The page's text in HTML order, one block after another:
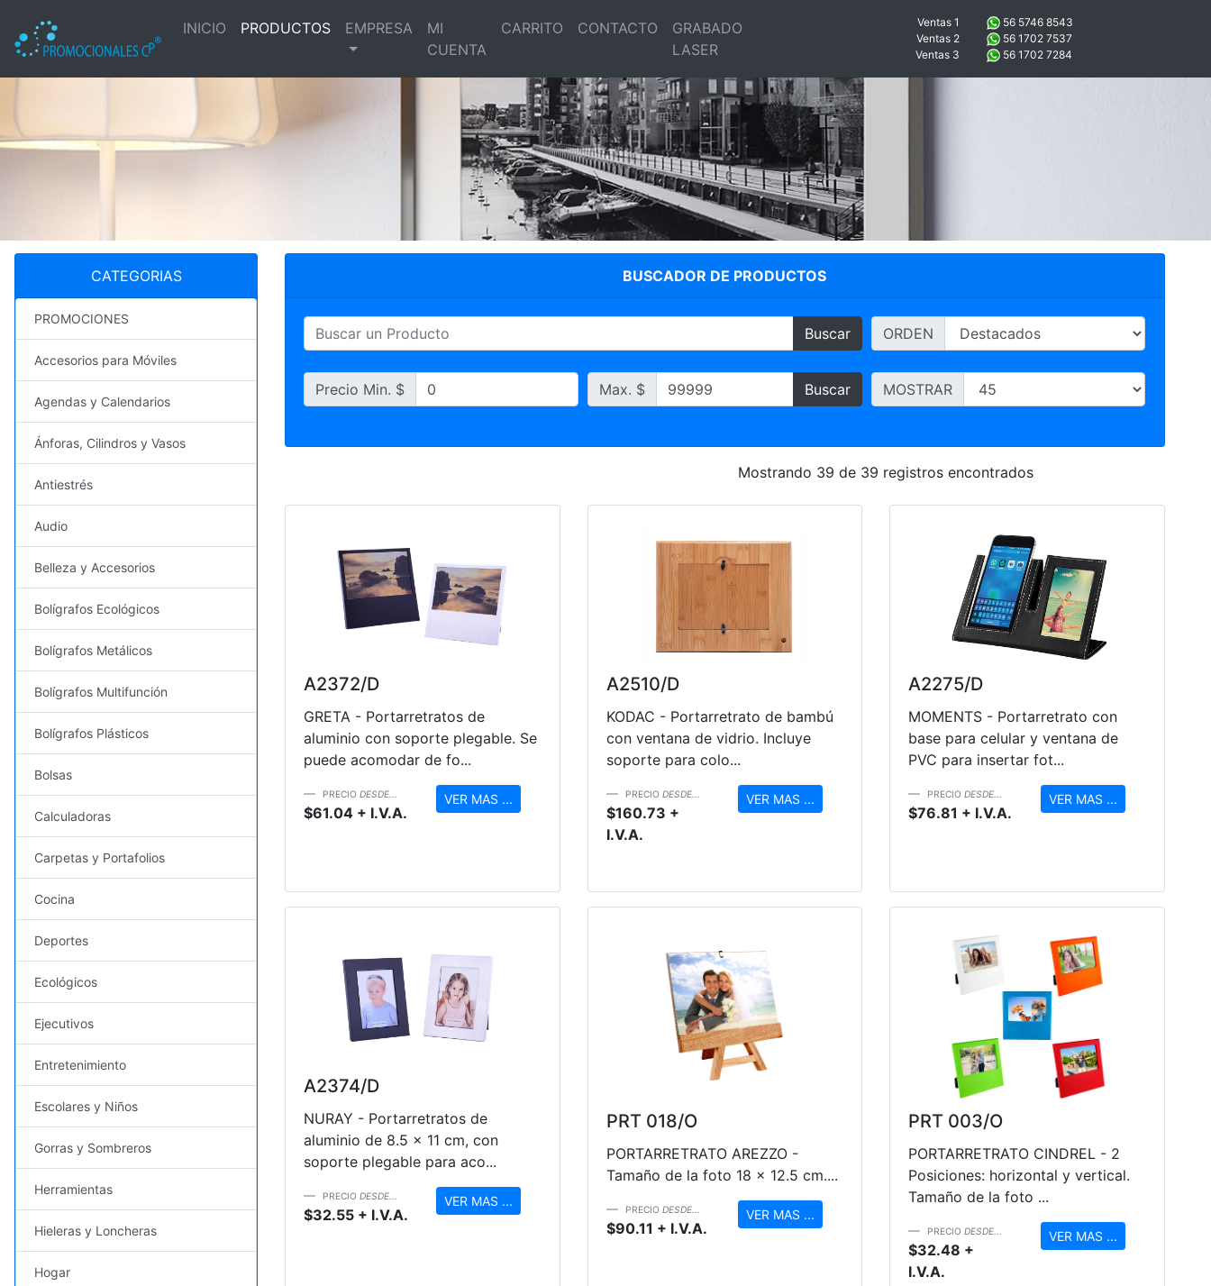
INICIO PRODUCTOS EMPRESA
MI
CUENTA
CARRITO CONTACTO
GRABADO
LASER
Ventas 1
56 5746 8543
Ventas 2
56 1702 7537
Ventas 3
56 1702 7284
PORTARETRATOS
CATEGORIAS
PROMOCIONES
Accesorios para Móviles
Agendas y Calendarios
Ánforas, Cilindros y Vasos
Antiestrés
Audio
Belleza y Accesorios
Bolígrafos Ecológicos
Bolígrafos Metálicos
Bolígrafos Multifunción
Bolígrafos Plásticos
Bolsas
Calculadoras
Carpetas y Portafolios
Cocina
Deportes
Ecológicos
Ejecutivos
Entretenimiento
Escolares y Niños
Gorras y Sombreros
Herramientas
Hieleras y Loncheras
Hogar
BUSCADOR DE PRODUCTOS
Buscar ORDEN
Precio Min. $ Max. $ Buscar MOSTRAR
Mostrando 39 de 39 registros encontrados
A2372/D
GRETA - Portarretratos de
aluminio con soporte plegable. Se
puede acomodar de fo...
PRECIO DESDE...
$61.04 + I.V.A.
VER MAS ...
A2510/D
KODAC - Portarretrato de bambú
con ventana de vidrio. Incluye
soporte para colo...
PRECIO DESDE...
$160.73 +
I.V.A.
VER MAS ...
A2275/D
MOMENTS - Portarretrato con
base para celular y ventana de
PVC para insertar fot...
PRECIO DESDE...
$76.81 + I.V.A.
VER MAS ...
A2374/D
NURAY - Portarretratos de
aluminio de 8.5 x 11 cm, con
soporte plegable para aco...
PRECIO DESDE...
$32.55 + I.V.A.
VER MAS ...
PRT 018/O
PORTARRETRATO AREZZO -
Tamaño de la foto 18 x 12.5 cm....
PRECIO DESDE...
$90.11 + I.V.A.
VER MAS ...
PRT 003/O
PORTARRETRATO CINDREL - 2
Posiciones: horizontal y vertical.
Tamaño de la foto ...
PRECIO DESDE...
$32.48 +
I.V.A.
VER MAS ...